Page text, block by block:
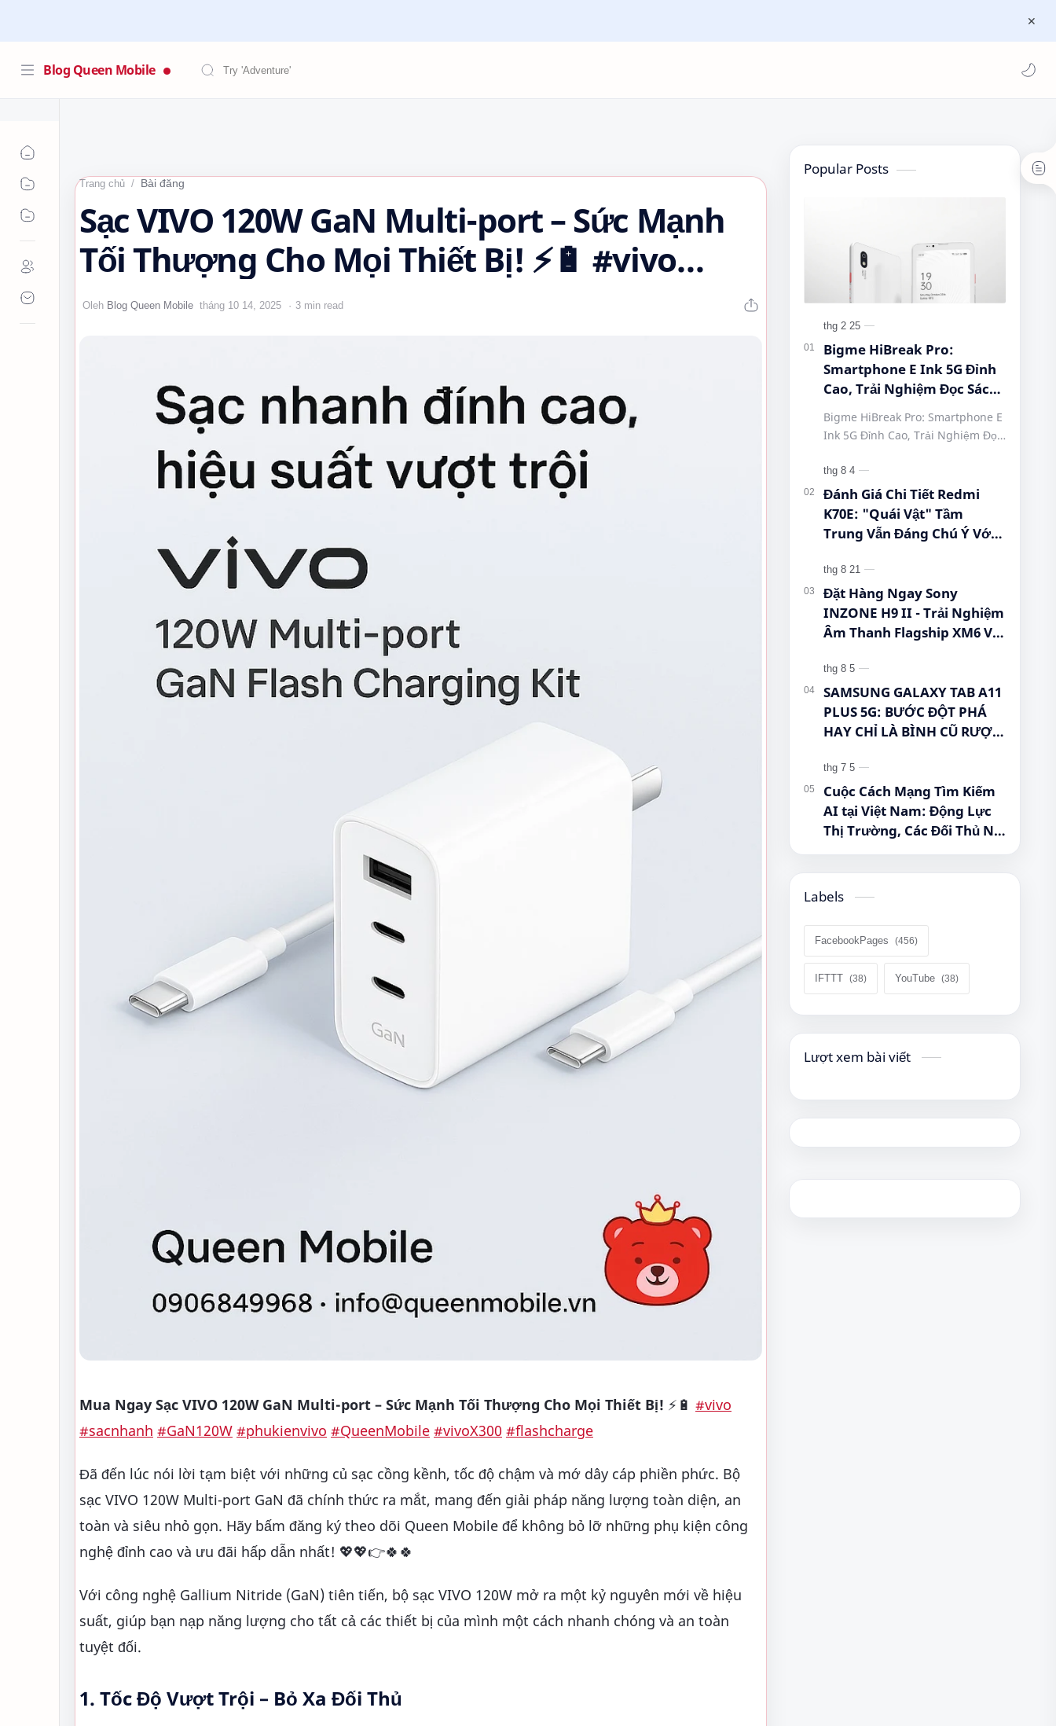
Blog Queen Mobile
Trang chủ Bài đăng
Sạc VIVO 120W GaN Multi-port – Sức Mạnh
Tối Thượng Cho Mọi Thiết Bị! ⚡🔋 #vivo
#sacnhanh #GaN120W #phukienvivo
3 min read
Mua Ngay Sạc VIVO 120W GaN Multi-port – Sức Mạnh Tối Thượng Cho Mọi Thiết Bị! ⚡🔋 #vivo
#sacnhanh #GaN120W #phukienvivo #QueenMobile #vivoX300 #flashcharge
Đã đến lúc nói lời tạm biệt với những củ sạc cồng kềnh, tốc độ chậm và mớ dây cáp phiền phức. Bộ
sạc VIVO 120W Multi-port GaN đã chính thức ra mắt, mang đến giải pháp năng lượng toàn diện, an
toàn và siêu nhỏ gọn. Hãy bấm đăng ký theo dõi Queen Mobile để không bỏ lỡ những phụ kiện công
nghệ đỉnh cao và ưu đãi hấp dẫn nhất! 💖💖👉🍀🍀
Với công nghệ Gallium Nitride (GaN) tiên tiến, bộ sạc VIVO 120W mở ra một kỷ nguyên mới về hiệu
suất, giúp bạn nạp năng lượng cho tất cả các thiết bị của mình một cách nhanh chóng và an toàn
tuyệt đối.
1. Tốc Độ Vượt Trội – Bỏ Xa Đối Thủ
Popular Posts
Bigme HiBreak Pro:
Smartphone E Ink 5G Đỉnh
Cao, Trải Nghiệm Đọc Sách
Mobile! #BigmeHiBreakPro
#SmartphoneEInk
#QueenMobile
#HiBreakPro5G
#DienThoaiDocSach
#CongNgheMoi
#MuaSamThongMinh
#EInkPhone
#5GSmartphone
Bigme HiBreak Pro: Smartphone E
Ink 5G Đỉnh Cao, Trải Nghiệm Đọc
#BigmeHiBreakPro
#SmartphoneEInk #QueenMobile
#Hi…
Đánh Giá Chi Tiết Redmi
K70E: "Quái Vật" Tầm
Trung Vẫn Đáng Chú Ý Với
Hình 1.5K Và Pin 5.500 mAh
Đặt Hàng Ngay Sony
INZONE H9 II - Trải Nghiệm
Âm Thanh Flagship XM6 Với
SAMSUNG GALAXY TAB A11
PLUS 5G: BƯỚC ĐỘT PHÁ
HAY CHỈ LÀ BÌNH CŨ RƯỢU
#GalaxyTabA11Plus
#Tablet5G #QueenMobile
#MayTinhBang #CongNghe
Cuộc Cách Mạng Tìm Kiếm
AI tại Việt Nam: Động Lực
Thị Trường, Các Đối Thủ Nội
Lược
Labels
FacebookPages
IFTTT YouTube
Lượt xem bài viết